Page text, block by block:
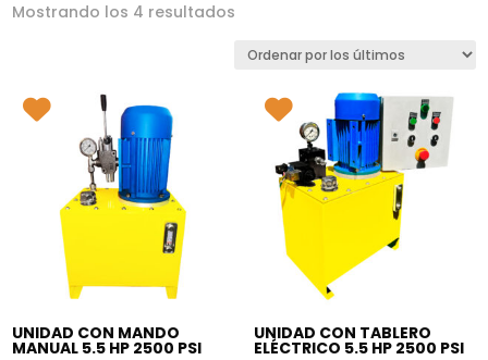
Mostrando los 4 resultados
UNIDAD CON MANDO
MANUAL 5.5 HP 2500 PSI
UNIDAD CON TABLERO
ELÉCTRICO 5.5 HP 2500 PSI